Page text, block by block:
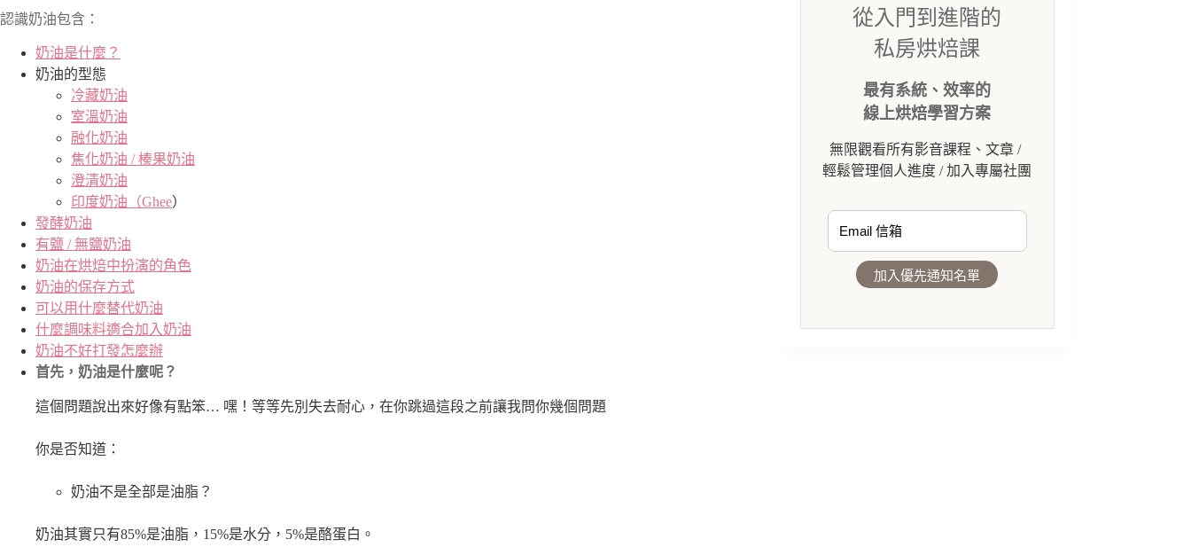
認識奶油包含：
奶油是什麼？
奶油的型態
冷藏奶油
室溫奶油
融化奶油
焦化奶油 / 榛果奶油
澄清奶油
印度奶油（Ghee）
發酵奶油
有鹽 / 無鹽奶油
奶油在烘焙中扮演的角色
奶油的保存方式
可以用什麼替代奶油
什麼調味料適合加入奶油
奶油不好打發怎麼辦
首先，奶油是什麼呢？
這個問題說出來好像有點笨… 嘿！等等先別失去耐心，在你跳過這段之前讓我問你幾個問題
你是否知道：
奶油不是全部是油脂？
奶油其實只有85%是油脂，15%是水分，5%是酪蛋白。
從入門到進階的
私房烘焙課
最有系統、效率的
線上烘焙學習方案
無限觀看所有影音課程、文章 /
輕鬆管理個人進度 / 加入專屬社團
加入優先通知名單